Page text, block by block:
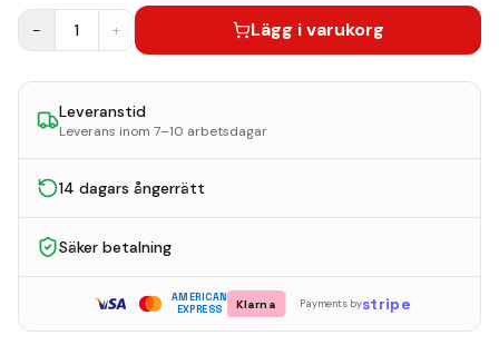
− 1 + Lägg i varukorg
Leveranstid
Leverans inom 7–10 arbetsdagar
14 dagars ångerrätt
Säker betalning
AMERICAN
EXPRESS
Klarna Payments bystripe